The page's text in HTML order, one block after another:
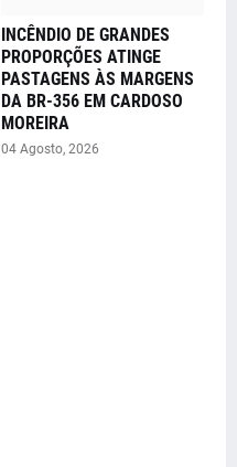
INCÊNDIO DE GRANDES
PROPORÇÕES ATINGE
PASTAGENS ÀS MARGENS
DA BR-356 EM CARDOSO
MOREIRA
04 Agosto, 2026